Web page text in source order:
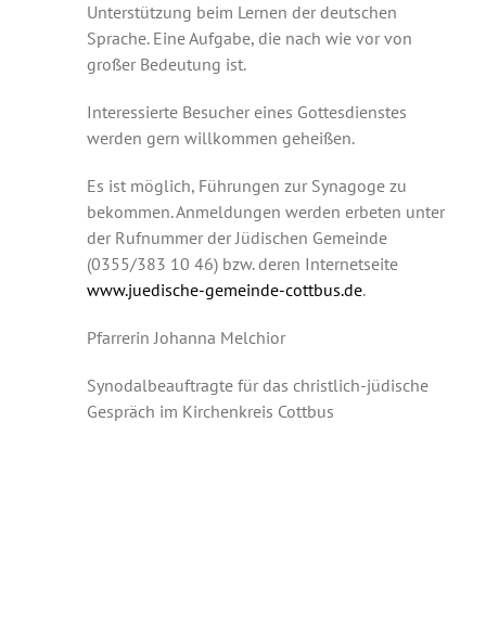
Unterstützung beim Lernen der deutschen
Sprache. Eine Aufgabe, die nach wie vor von
großer Bedeutung ist.
Interessierte Besucher eines Gottesdienstes
werden gern willkommen geheißen.
Es ist möglich, Führungen zur Synagoge zu
bekommen. Anmeldungen werden erbeten unter
der Rufnummer der Jüdischen Gemeinde
(0355/383 10 46) bzw. deren Internetseite
www.juedische-gemeinde-cottbus.de.
Pfarrerin Johanna Melchior
Synodalbeauftragte für das christlich-jüdische
Gespräch im Kirchenkreis Cottbus